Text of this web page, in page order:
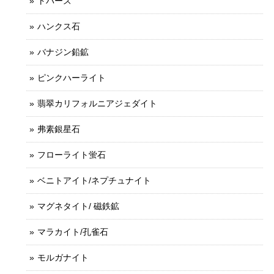
ハンクス石
バナジン鉛鉱
ピンクハーライト
翡翠カリフォルニアジェダイト
弗素銀星石
フローライト蛍石
ベニトアイト/ネプチュナイト
マグネタイト/ 磁鉄鉱
マラカイト/孔雀石
モルガナイト